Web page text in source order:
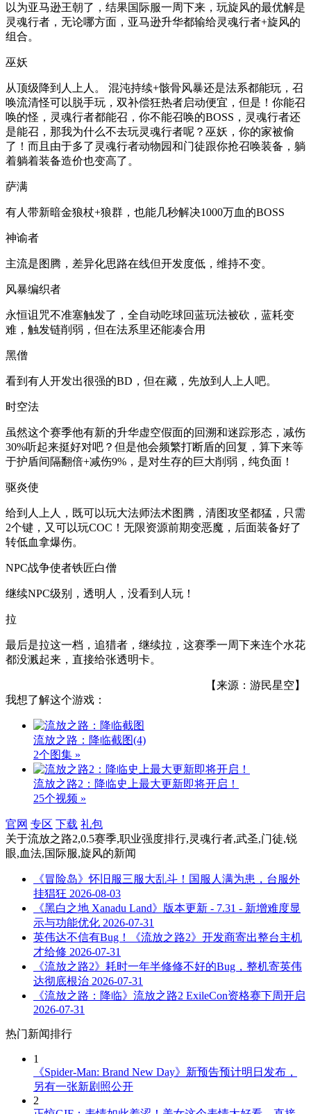
以为亚马逊王朝了，结果国际服一周下来，玩旋风的最优解是
灵魂行者，无论哪方面，亚马逊升华都输给灵魂行者+旋风的
组合。
巫妖
从顶级降到人上人。 混沌持续+骸骨风暴还是法系都能玩，召
唤流清怪可以脱手玩，双补偿狂热者启动便宜，但是！你能召
唤的怪，灵魂行者都能召，你不能召唤的BOSS，灵魂行者还
是能召，那我为什么不去玩灵魂行者呢？巫妖，你的家被偷
了！而且由于多了灵魂行者动物园和门徒跟你抢召唤装备，躺
着躺着装备造价也变高了。
萨满
有人带新暗金狼杖+狼群，也能几秒解决1000万血的BOSS
神谕者
主流是图腾，差异化思路在线但开发度低，维持不变。
风暴编织者
永恒诅咒不准塞触发了，全自动吃球回蓝玩法被砍，蓝耗变
难，触发链削弱，但在法系里还能凑合用
黑僧
看到有人开发出很强的BD，但在藏，先放到人上人吧。
时空法
虽然这个赛季他有新的升华虚空假面的回溯和迷踪形态，减伤
30%听起来挺好对吧？但是他会频繁打断盾的回复，算下来等
于护盾间隔翻倍+减伤9%，是对生存的巨大削弱，纯负面！
驱炎使
给到人上人，既可以玩大法师法术图腾，清图攻坚都猛，只需
2个键，又可以玩COC！无限资源前期变恶魔，后面装备好了
转低血拿爆伤。
NPC战争使者铁匠白僧
继续NPC级别，透明人，没看到人玩！
拉
最后是拉这一档，追猎者，继续拉，这赛季一周下来连个水花
都没溅起来，直接给张透明卡。
【来源：游民星空】
我想了解这个游戏：
流放之路：降临截图(4)
2个图集 »
流放之路2：降临史上最大更新即将开启！
25个视频 »
官网 专区 下载 礼包
关于流放之路2,0.5赛季,职业强度排行,灵魂行者,武圣,门徒,锐
眼,血法,国际服,旋风的新闻
《冒险岛》怀旧服三服大乱斗！国服人满为患，台服外
挂猖狂 2026-08-03
《黑白之地 Xanadu Land》版本更新 - 7.31 - 新增难度显
示与功能优化 2026-07-31
英伟达不信有Bug！《流放之路2》开发商寄出整台主机
才给修 2026-07-31
《流放之路2》耗时一年半修修不好的Bug，整机寄英伟
达彻底根治 2026-07-31
《流放之路：降临》流放之路2 ExileCon资格赛下周开启
2026-07-31
热门新闻排行
1
《Spider-Man: Brand New Day》新预告预计明日发布，
另有一张新剧照公开
2